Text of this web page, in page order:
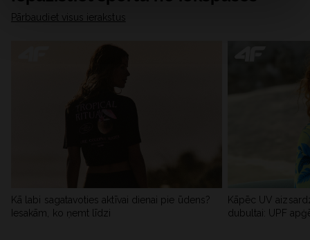
Pārbaudiet visus ierakstus
Kā labi sagatavoties aktīvai dienai pie ūdens?
Iesakām, ko ņemt līdzi
Kāpēc UV
dubultai: UPF